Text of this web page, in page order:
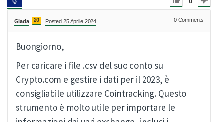
Giada 20 Posted 25 Aprile 2024 0 Comments
Buongiorno,
Per caricare i file .csv del suo conto su
Crypto.com e gestire i dati per il 2023, è
consigliabile utilizzare Cointracking. Questo
strumento è molto utile per importare le